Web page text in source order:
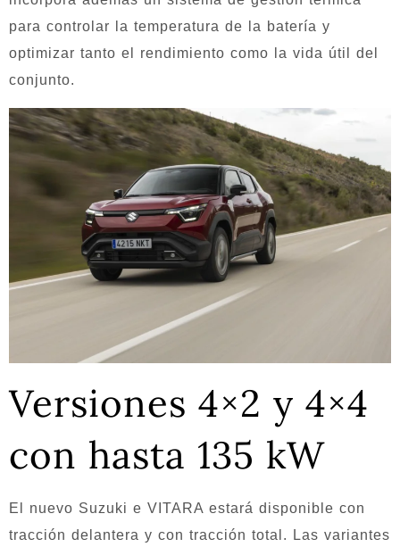
para controlar la temperatura de la batería y
optimizar tanto el rendimiento como la vida útil del
conjunto.
Versiones 4×2 y 4×4
con hasta 135 kW
El nuevo Suzuki e VITARA estará disponible con
tracción delantera y con tracción total. Las variantes